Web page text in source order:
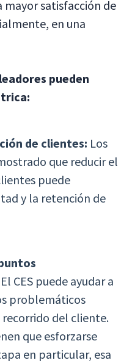
mayor satisfacción de
en una
pueden
de clientes: Los
que reducir el
puede
y la retención de
El CES puede ayudar a
problemáticos
recorrido del cliente.
que esforzarse
en particular, esa